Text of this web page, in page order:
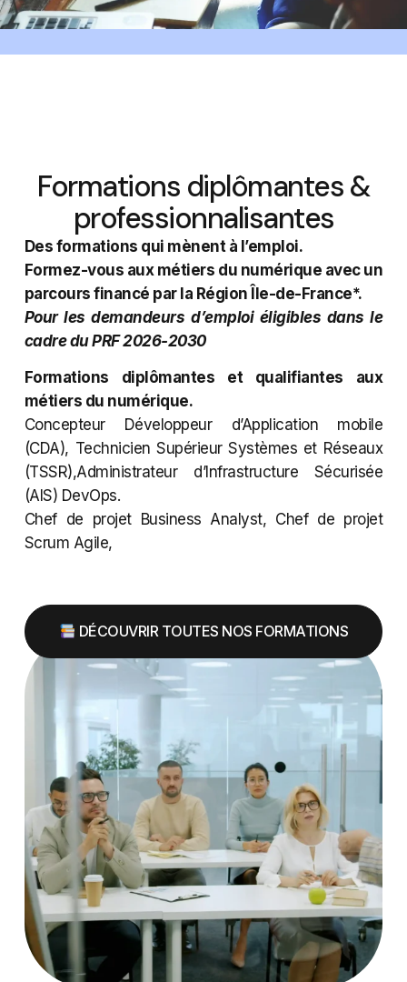
Formations diplômantes &
professionnalisantes
Des formations qui mènent à l’emploi.
Formez-vous aux métiers du numérique avec un
parcours financé par la Région Île-de-France*.
Pour les demandeurs d’emploi éligibles dans le
cadre du PRF 2026-2030
Formations diplômantes et qualifiantes aux
métiers du numérique.
Concepteur Développeur d’Application mobile
(CDA), Technicien Supérieur Systèmes et Réseaux
(TSSR),Administrateur d’Infrastructure Sécurisée
(AIS) DevOps.
Chef de projet Business Analyst, Chef de projet
Scrum Agile,
DÉCOUVRIR TOUTES NOS FORMATIONS